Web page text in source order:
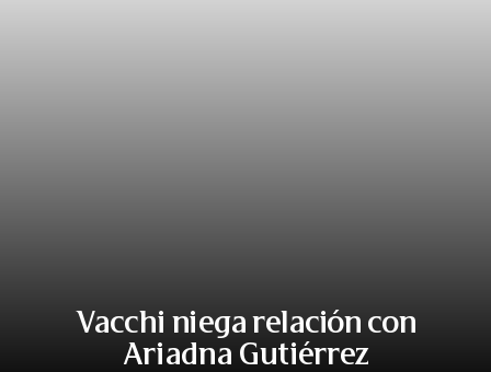
Vacchi niega relación con
Ariadna Gutiérrez